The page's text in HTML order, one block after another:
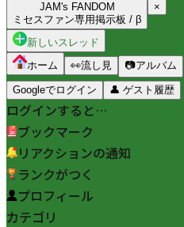
JAM's FANDOM
ミセスファン専用掲示板 / β
×
新しいスレッド
ホーム
👀流し見 📷アルバム
Googleでログイン 👤 ゲスト履歴
ログインすると…
ブックマーク
リアクションの通知
ランクがつく
プロフィール
カテゴリ